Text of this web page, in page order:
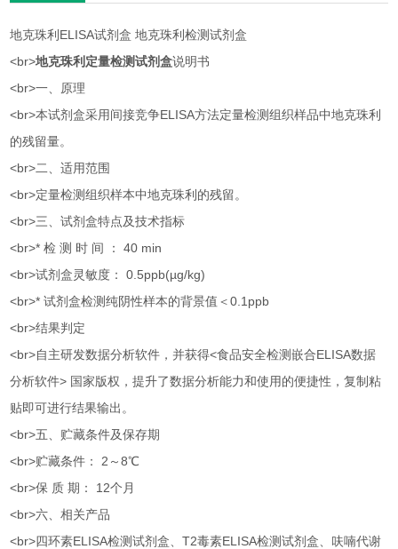
地克珠利ELISA试剂盒 地克珠利检测试剂盒
<br>地克珠利定量检测试剂盒说明书
<br>一、原理
<br>本试剂盒采用间接竞争ELISA方法定量检测组织样品中地克珠利
的残留量。
<br>二、适用范围
<br>定量检测组织样本中地克珠利的残留。
<br>三、试剂盒特点及技术指标
<br>* 检 测 时 间 ： 40 min
<br>试剂盒灵敏度： 0.5ppb(µg/kg)
<br>* 试剂盒检测纯阴性样本的背景值＜0.1ppb
<br>结果判定
<br>自主研发数据分析软件，并获得<食品安全检测嵌合ELISA数据
分析软件> 国家版权，提升了数据分析能力和使用的便捷性，复制粘
贴即可进行结果输出。
<br>五、贮藏条件及保存期
<br>贮藏条件： 2～8℃
<br>保 质 期： 12个月
<br>六、相关产品
<br>四环素ELISA检测试剂盒、T2毒素ELISA检测试剂盒、呋喃代谢